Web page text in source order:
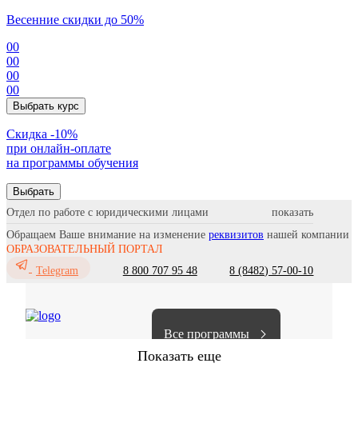
Весенние скидки до 50%
00
00
00
00
Выбрать курс
Cкидка -10%
при онлайн-оплате
на программы обучения
Выбрать
Отдел по работе с юридическими лицами
Обращаем Ваше внимание на изменение реквизитов нашей компании
ОБРАЗОВАТЕЛЬНЫЙ ПОРТАЛ
Telegram
8 800 707 95 48 8 (8482) 57-00-10
Все программы
Показать еще